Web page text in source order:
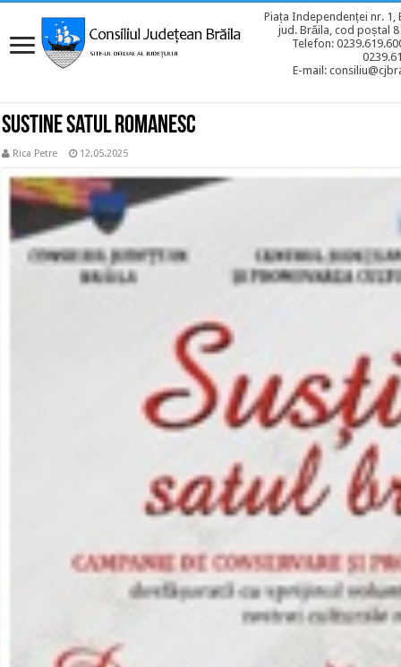
Piața Independenței nr. 1,
jud. Brăila, cod poștal
Telefon:
E-mail:
Sustine satul romanesc
Rica Petre 12.05.2025